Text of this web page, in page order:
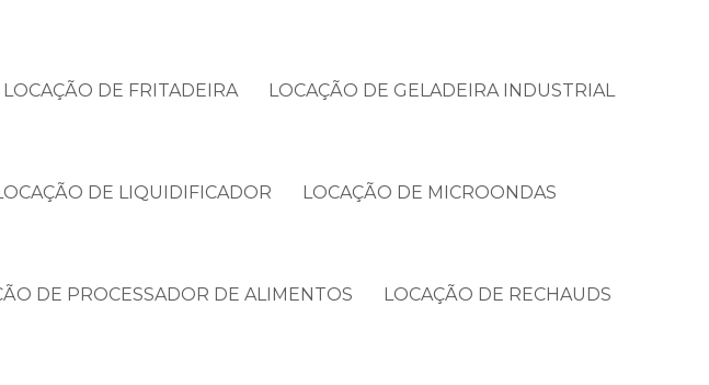
LOCAÇÃO DE FRITADEIRA LOCAÇÃO DE GELADEIRA INDUSTRIAL
DE LIQUIDIFICADOR LOCAÇÃO DE MICROONDAS
DE PROCESSADOR DE ALIMENTOS LOCAÇÃO DE RECHAUDS